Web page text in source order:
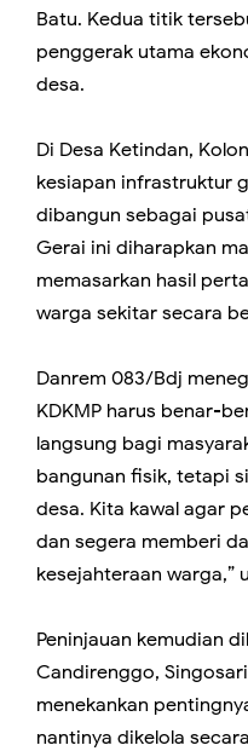
Batu. Kedua titik
penggerak utama
desa.
Di Desa Ketindan,
kesiapan infrastruktur
dibangun sebagai
Gerai ini diharapkan
memasarkan hasil
warga sekitar secara
Danrem 083/Bdj
KDKMP harus benar-
langsung bagi
bangunan fisik, tetapi
desa. Kita kawal agar
dan segera memberi
kesejahteraan warga,”
Peninjauan kemudian
Candirenggo,
menekankan
nantinya dikelola